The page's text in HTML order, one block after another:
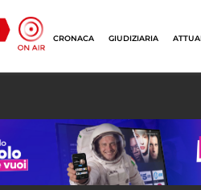
CRONACA GIUDIZIARIA